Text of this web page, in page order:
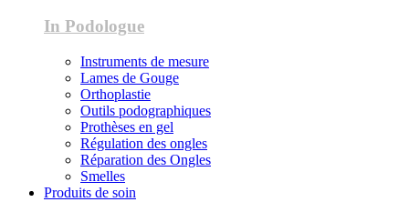
In Podologue
Instruments de mesure
Lames de Gouge
Orthoplastie
Outils podographiques
Prothèses en gel
Régulation des ongles
Réparation des Ongles
Smelles
Produits de soin